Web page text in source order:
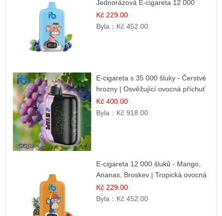
Jednorázová E-cigareta 12 000
šluků | Osvěžující Bobulová Příchuť
Kč 229.00
Byla： Kč 452.00
E-cigareta s 35 000 šluky - Čerstvé
hrozny | Osvěžující ovocná příchuť
Kč 400.00
Byla： Kč 918.00
E-cigareta 12 000 šluků - Mango,
Ananas, Broskev | Tropická ovocná
směs
Kč 229.00
Byla： Kč 452.00